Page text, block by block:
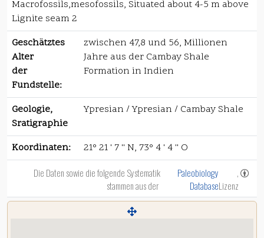
Macrofossils,mesofossils, Situated about 4-5 m above
Lignite seam 2
Geschätztes
Alter
der
Fundstelle:
zwischen 47,8 und 56, Millionen
Jahre aus der Cambay Shale
Formation in Indien
Geologie,
Sratigraphie
Ypresian / Ypresian / Cambay Shale
Koordinaten:
21° 21 ' 7 '' N, 73° 4 ' 4 '' O
Die Daten sowie die folgende Systematik
stammen aus der
Paleobiology
Database
,
Lizenz